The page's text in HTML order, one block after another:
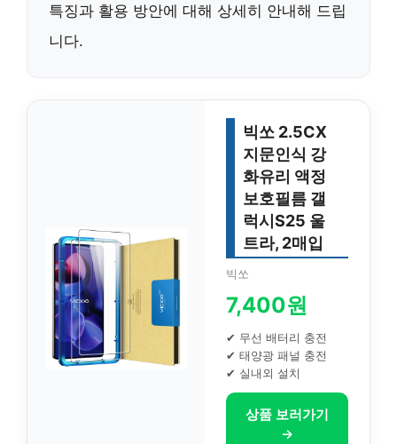
특징과 활용 방안에 대해 상세히 안내해 드립
니다.
빅쏘 2.5CX
지문인식 강
화유리 액정
보호필름 갤
럭시S25 울
트라, 2매입
빅쏘
7,400원
✔ 무선 배터리 충전
✔ 태양광 패널 충전
✔ 실내외 설치
상품 보러가기
→